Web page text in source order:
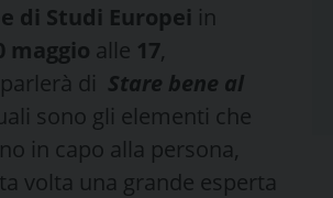
di Studi Europei in
maggio alle 17,
di Stare bene al
sono gli elementi che
in capo alla persona,
volta una grande esperta